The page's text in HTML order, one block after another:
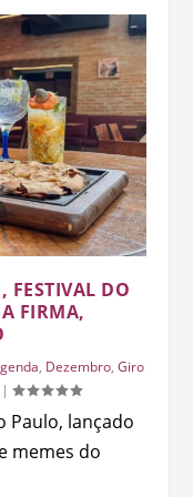
FESTIVAL DO
FIRMA,
, Dezembro,Giro
|
Paulo, lançado
memes do